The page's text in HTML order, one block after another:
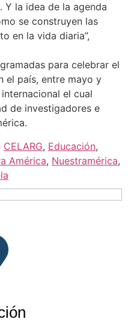
Y la idea de la agenda
se construyen las
en la vida diaria”,
para celebrar el
el país, entre mayo y
el cual
de investigadores e
CELARG, Educación,
América, Nuestramérica,